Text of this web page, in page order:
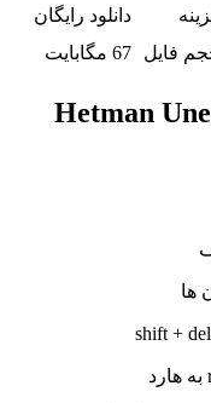
دانلود رایگان
فایل 67 مگابایت
ها